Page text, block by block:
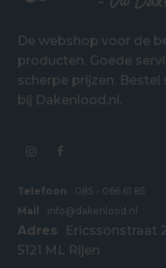
De webshop voor de
producten. Goede
scherpe prijzen.
bij Dakenlood.nl.
Telefoon
085 - 066 61 85
Mail
info@dakenlood.nl
Adres
Ericssonstraat
5121 ML Rijen